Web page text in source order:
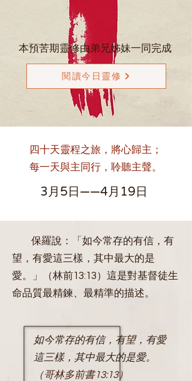
本預苦期靈修由弟兄姊妹一同完成
閱讀今日靈修
四十天靈程之旅，將心歸主；
每一天與主同行，聆聽主聲。
3月5日——4月19日
保羅說：「如今常存的有信，有
望，有愛這三樣，其中最大的是
愛。」（林前13:13）這是對基督徒生
命品質最精鍊、最精準的描述。
如今常存的有信，有望，有愛
這三樣，其中最大的是愛。
（哥林多前書13:13）